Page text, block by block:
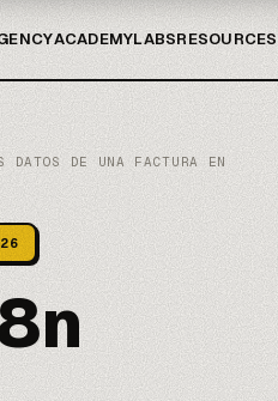
ACADEMYLABSRESOURCES
DATOS DE UNA FACTURA EN